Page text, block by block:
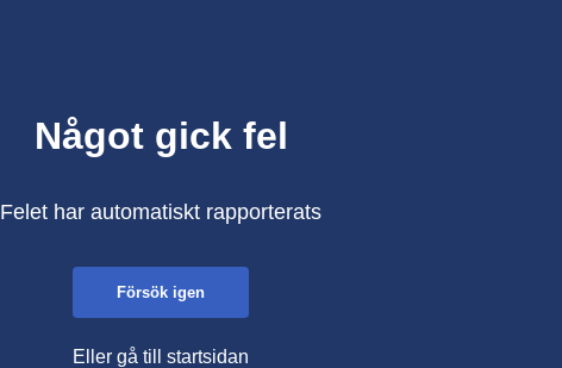
Något gick fel
Felet har automatiskt rapporterats
Försök igen
Eller gå till startsidan